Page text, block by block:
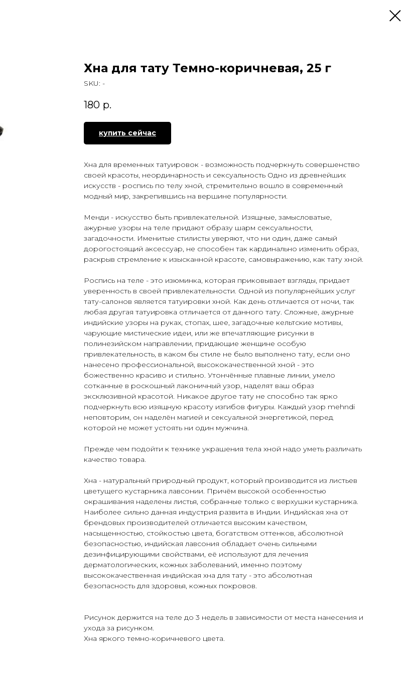
Хна для тату Темно-коричневая, 25 г
SKU: -
180 р.
купить сейчас
Хна для временных татуировок - возможность подчеркнуть совершенство
своей красоты, неординарность и сексуальность Одно из древнейших
искусств - роспись по телу хной, стремительно вошло в современный
модный мир, закрепившись на вершине популярности.
Менди - искусство быть привлекательной. Изящные, замысловатые,
ажурные узоры на теле придают образу шарм сексуальности,
загадочности. Именитые стилисты уверяют, что ни один, даже самый
дорогостоящий аксессуар, не способен так кардинально изменить образ,
раскрыв стремление к изысканной красоте, самовыражению, как тату хной.
Роспись на теле - это изюминка, которая приковывает взгляды, придает
уверенность в своей привлекательности. Одной из популярнейших услуг
тату-салонов является татуировки хной. Как день отличается от ночи, так
любая другая татуировка отличается от данного тату. Сложные, ажурные
индийские узоры на руках, стопах, шее, загадочные кельтские мотивы,
чарующие мистические идеи, или же впечатляющие рисунки в
полинезийском направлении, придающие женщине особую
привлекательность, в каком бы стиле не было выполнено тату, если оно
нанесено профессиональной, высококачественной хной - это
божественно красиво и стильно. Утончённые плавные линии, умело
сотканные в роскошный лаконичный узор, наделят ваш образ
эксклюзивной красотой. Никакое другое тату не способно так ярко
подчеркнуть всю изящную красоту изгибов фигуры. Каждый узор mehndi
неповторим, он наделён магией и сексуальной энергетикой, перед
которой не может устоять ни один мужчина.
Прежде чем подойти к технике украшения тела хной надо уметь различать
качество товара.
Хна - натуральный природный продукт, который производится из листьев
цветущего кустарника лавсонии. Причём высокой особенностью
окрашивания наделены листья, собранные только с верхушки кустарника.
Наиболее сильно данная индустрия развита в Индии. Индийская хна от
брендовых производителей отличается высоким качеством,
насыщенностью, стойкостью цвета, богатством оттенков, абсолютной
безопасностью, индийская лавсония обладает очень сильными
дезинфицирующими свойствами, её используют для лечения
дерматологических, кожных заболеваний, именно поэтому
высококачественная индийская хна для тату - это абсолютная
безопасность для здоровья, кожных покровов.
Рисунок держится на теле до 3 недель в зависимости от места нанесения и
ухода за рисунком.
Хна яркого темно-коричневого цвета.